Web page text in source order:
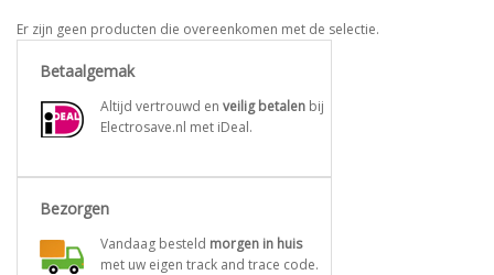
Er zijn geen producten die overeenkomen met de selectie.
Betaalgemak
Altijd vertrouwd en veilig betalen bij
Electrosave.nl met iDeal.
Bezorgen
Vandaag besteld morgen in huis
met uw eigen track and trace code.